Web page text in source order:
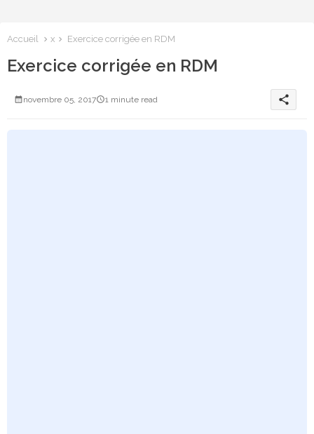
Accueil x Exercice corrigée en RDM
Exercice corrigée en RDM
novembre 05, 2017 1 minute read share